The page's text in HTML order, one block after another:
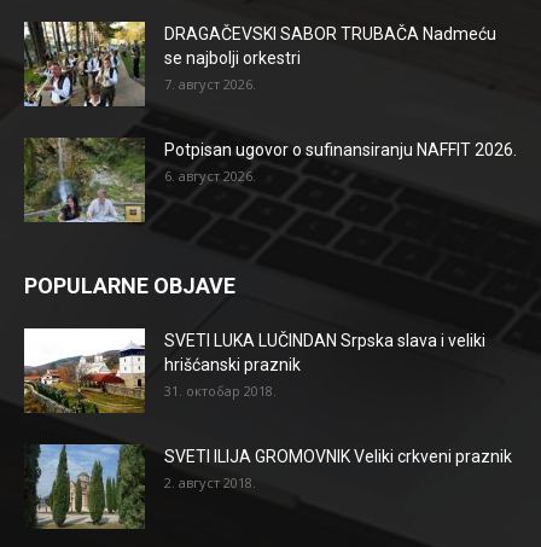
DRAGAČEVSKI SABOR TRUBAČA Nadmeću
se najbolji orkestri
7. август 2026.
Potpisan ugovor o sufinansiranju NAFFIT 2026.
6. август 2026.
POPULARNE OBJAVE
SVETI LUKA LUČINDAN Srpska slava i veliki
hrišćanski praznik
31. октобар 2018.
SVETI ILIJA GROMOVNIK Veliki crkveni praznik
2. август 2018.